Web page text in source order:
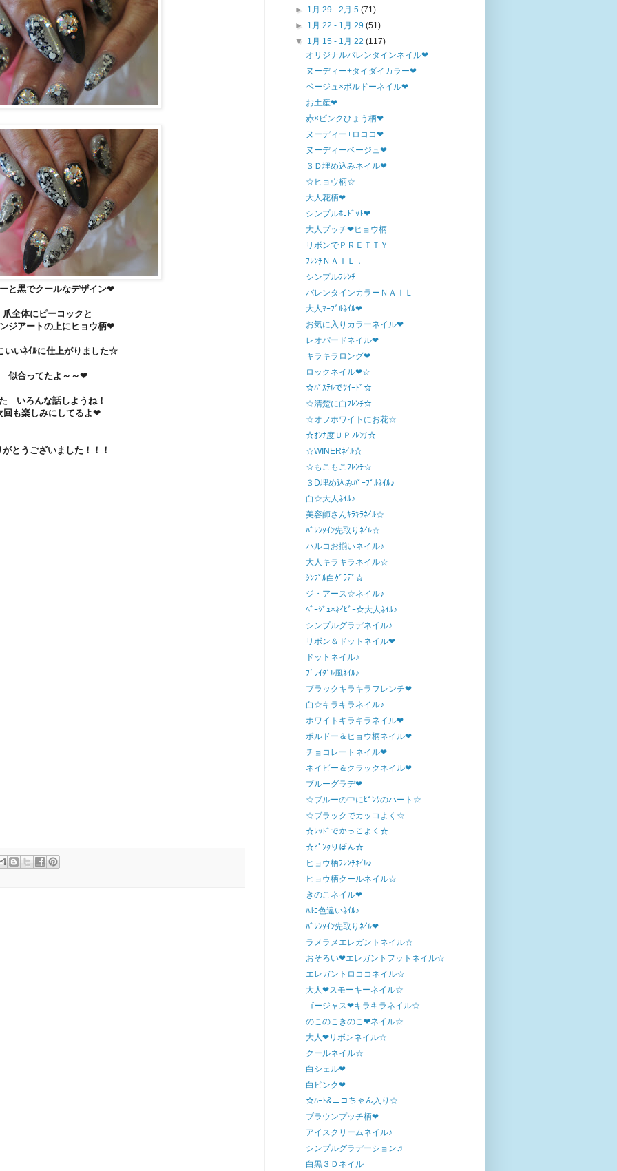
と黒でクールなデザイン❤
爪全体にピーコックと
ジアートの上にヒョウ柄❤
いいﾈｲﾙに仕上がりました☆
似合ってたよ～～❤
いろんな話しようね！
回も楽しみにしてるよ❤
がとうございました！！！
► 1月 29 - 2月 5(71)
► 1月 22 - 1月 29(51)
▼ 1月 15 - 1月 22(117)
オリジナルバレンタインネイル❤
ヌーディー+タイダイカラー❤
ベージュ×ボルドーネイル❤
お土産❤
赤×ピンクひょう柄❤
ヌーディー+ロココ❤
ヌーディーベージュ❤
３Ｄ埋め込みネイル❤
☆ヒョウ柄☆
大人花柄❤
シンプルﾎﾛﾄﾞｯﾄ❤
大人プッチ❤ヒョウ柄
リボンでＰＲＥＴＴＹ
ﾌﾚﾝﾁＮＡＩＬ．
シンプルﾌﾚﾝﾁ
バレンタインカラーＮＡＩＬ
大人ﾏｰﾌﾞﾙﾈｲﾙ❤
お気に入りカラーネイル❤
レオパードネイル❤
キラキラロング❤
ロックネイル❤☆
☆ﾊﾟｽﾃﾙでﾂｲｰﾄﾞ☆
☆清楚に白ﾌﾚﾝﾁ☆
☆オフホワイトにお花☆
☆ｵﾝﾅ度ＵＰﾌﾚﾝﾁ☆
☆WINERﾈｲﾙ☆
☆もこもこﾌﾚﾝﾁ☆
３D埋め込みﾊﾟｰﾌﾟﾙﾈｲﾙ♪
白☆大人ﾈｲﾙ♪
美容師さんｷﾗｷﾗﾈｲﾙ☆
ﾊﾞﾚﾝﾀｲﾝ先取りﾈｲﾙ☆
ハルコお揃いネイル♪
大人キラキラネイル☆
ｼﾝﾌﾟﾙ白ｸﾞﾗﾃﾞ☆
ジ・アース☆ネイル♪
ﾍﾞｰｼﾞｭ×ﾈｲﾋﾞｰ☆大人ﾈｲﾙ♪
シンプルグラデネイル♪
リボン＆ドットネイル❤
ドットネイル♪
ﾌﾞﾗｲﾀﾞﾙ風ﾈｲﾙ♪
ブラックキラキラフレンチ❤
白☆キラキラネイル♪
ホワイトキラキラネイル❤
ボルドー＆ヒョウ柄ネイル❤
チョコレートネイル❤
ネイビー＆クラックネイル❤
ブルーグラデ❤
☆ブルーの中にﾋﾟﾝｸのハート☆
☆ブラックでカッコよく☆
☆ﾚｯﾄﾞでかっこよく☆
☆ﾋﾟﾝｸりぼん☆
ヒョウ柄ﾌﾚﾝﾁﾈｲﾙ♪
ヒョウ柄クールネイル☆
きのこネイル❤
ﾊﾙｺ色違いﾈｲﾙ♪
ﾊﾞﾚﾝﾀｲﾝ先取りﾈｲﾙ❤
ラメラメエレガントネイル☆
おそろい❤エレガントフットネイル☆
エレガントロココネイル☆
大人❤スモーキーネイル☆
ゴージャス❤キラキラネイル☆
のこのこきのこ❤ネイル☆
大人❤リボンネイル☆
クールネイル☆
白シェル❤
白ピンク❤
☆ﾊｰﾄ&ニコちゃん入り☆
ブラウンプッチ柄❤
アイスクリームネイル♪
シンプルグラデーション♫
白黒３Ｄネイル